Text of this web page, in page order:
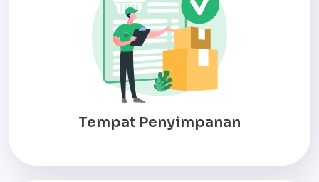
Tempat Penyimpanan